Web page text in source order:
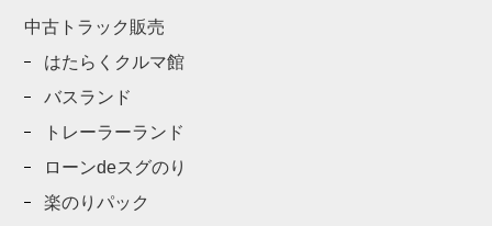
中古トラック販売
はたらくクルマ館
バスランド
トレーラーランド
ローンdeスグのり
楽のりパック